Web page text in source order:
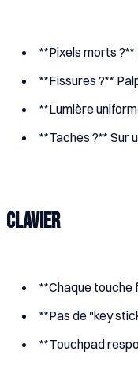
**Pixels morts
**Fissures ?**
**Lumière
**Taches ?** Sur
Clavier
**Chaque touche
**Pas de "key
**Touchpad